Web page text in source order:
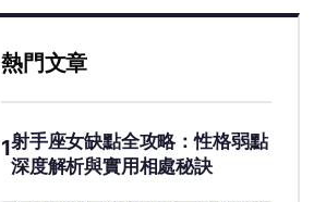
熱門文章
1射手座女缺點全攻略：性格弱點
深度解析與實用相處秘訣